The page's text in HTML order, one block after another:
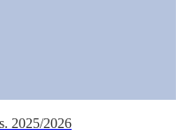
2025/2026